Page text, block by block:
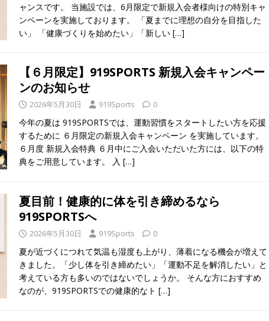
ャンスです。 当施設では、6月限定で新規入会者様向けの特別キャ
ンペーンを実施しております。 「夏までに理想の自分を目指した
い」 「健康づくりを始めたい」「新しい […]
【６月限定】919SPORTS 新規入会キャンペー
ンのお知らせ
2026年5月30日 919Sports 0
今年の夏は 919SPORTSでは、運動習慣をスタートしたい方を応援
するために ６月限定の新規入会キャンペーン を実施しています。
６月度 新規入会特典 ６月中にご入会いただいた方には、以下の特
典をご用意しています。 入 […]
夏目前！健康的に体を引き締めるなら
919SPORTSへ
2026年5月30日 919Sports 0
夏が近づくにつれて気温も湿度も上がり、薄着になる機会が増えて
きました。「少し体を引き締めたい」「運動不足を解消したい」と
考えている方も多いのではないでしょうか。 そんな方におすすめ
なのが、919SPORTSでの健康的なト […]